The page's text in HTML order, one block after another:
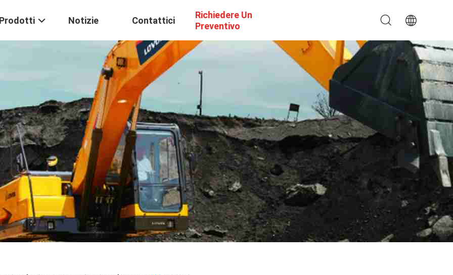
Notizie Contattici
Richiedere Un
Preventivo